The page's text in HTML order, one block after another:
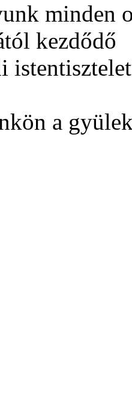
minden
kezdődő
a